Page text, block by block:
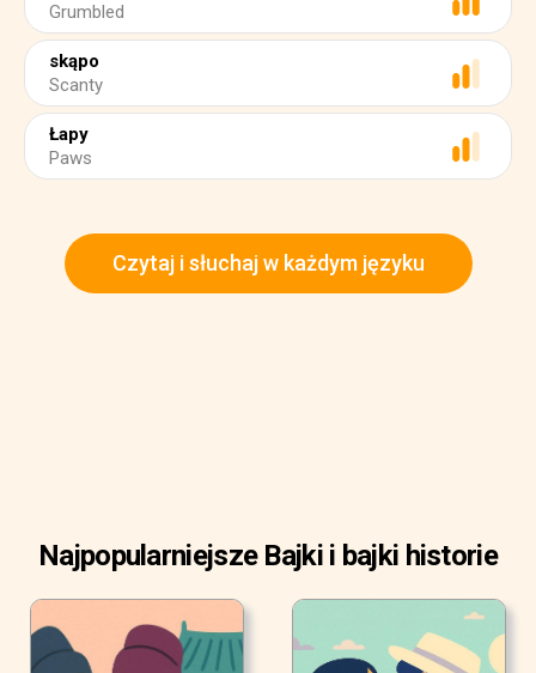
Grumbled
skąpo
Scanty
Łapy
Paws
Czytaj i słuchaj w każdym języku
Najpopularniejsze Bajki i bajki historie